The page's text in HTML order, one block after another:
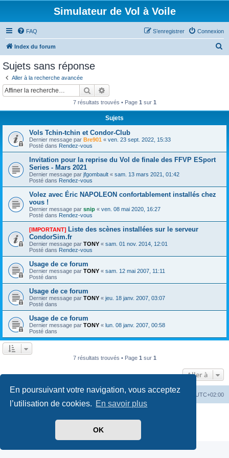
En poursuivant votre navigation, vous acceptez
l’utilisation de cookies. En savoir plus
OK
Simulateur de Vol à Voile
FAQ Connexion
S’enregistrer
Index du forum
Sujets sans réponse
Aller à la recherche avancée
Rechercher
7 résultats trouvés • Page 1 sur 1
Sujets
Vols Tchin-tchin et Condor-Club
Dernier message par Bre901 « ven. 23 sept. 2022, 15:33
Posté dans Rendez-vous
Invitation pour la reprise du Vol de finale des FFVP ESport
Series - Mars 2021
Dernier message par jfgombault « sam. 13 mars 2021, 01:42
Posté dans Rendez-vous
Volez avec Éric NAPOLEON confortablement installés chez
vous !
Dernier message par snip « ven. 08 mai 2020, 16:27
Posté dans Rendez-vous
[IMPORTANT] Liste des scènes installées sur le serveur
CondorSim.fr
Dernier message par TONY « sam. 01 nov. 2014, 12:01
Posté dans Rendez-vous
Usage de ce forum
Dernier message par TONY « sam. 12 mai 2007, 11:11
Posté dans
Usage de ce forum
Dernier message par TONY « jeu. 18 janv. 2007, 03:07
Posté dans
Usage de ce forum
Dernier message par TONY « lun. 08 janv. 2007, 00:58
Posté dans
7 résultats trouvés • Page 1 sur 1
Aller à
Index du forum Heures au format UTC+02:00
Supprimer les cookies
phpBB-fr.com
Confidentialité